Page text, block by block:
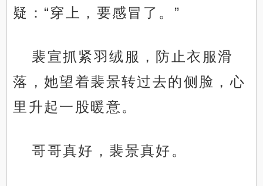
疑：“穿上，要感冒了。”
裴宣抓紧羽绒服，防止衣服滑
落，她望着裴景转过去的侧脸，心
里升起一股暖意。
哥哥真好，裴景真好。